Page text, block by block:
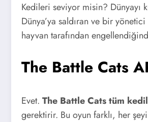
Kedileri seviyor misin? Dünyayı
Dünya’ya saldıran ve bir
hayvan tarafından
The Battle Cats
Evet. The Battle Cats tüm
gerektirir. Bu oyun farklı, her